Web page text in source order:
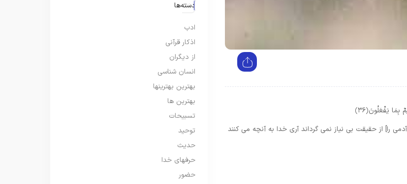
بِمَا يَفْعَلُونَ﴿۳۶﴾
را] از حقيقت بى ‏نياز نمى‏ گرداند آرى خدا به آنچه مى كنند
دسته‌ها
ادب
اذکار قرآنی
از دیگران
انسان شناسی
بهترین بهترینها
بهترین ها
تسبیحات
توحید
حدیث
حرفهای خدا
حضور